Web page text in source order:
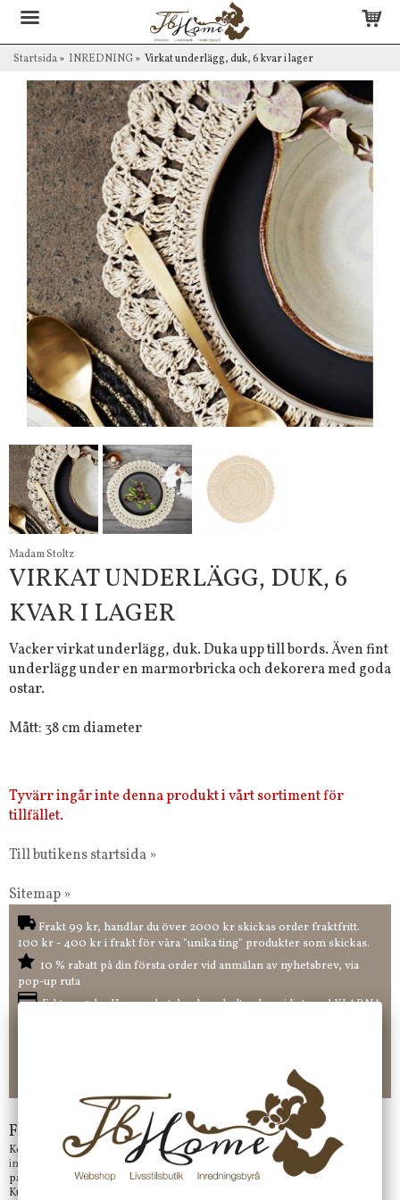
Startsida» INREDNING» Virkat underlägg, duk, 6 kvar i lager
Madam Stoltz
VIRKAT UNDERLÄGG, DUK, 6
KVAR I LAGER
Vacker virkat underlägg, duk. Duka upp till bords. Även fint
underlägg under en marmorbricka och dekorera med goda
ostar.
Mått: 38 cm diameter
Tyvärr ingår inte denna produkt i vårt sortiment för
tillfället.
Till butikens startsida »
Sitemap »
Frakt 99 kr, handlar du över 2000 kr skickas order fraktfritt.
100 kr - 400 kr i frakt för våra "unika ting" produkter som skickas.
10 % rabatt på din första order vid anmälan av nyhetsbrev, via
pop-up ruta
Faktura 0 kr. Hos oss betalar du enkelt och smidigt med KLARNA
-ligt Tack för att just Du tittar in hos Jb Home!
Frågor?
Kontakta oss på
info@jbhome.se
Vi svarar
på mail så fort vi kan.
Kundtjänst telefontid öppet vardagar mellan 10.00 - 15.00